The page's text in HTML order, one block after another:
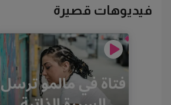
فيديوهات قصيرة